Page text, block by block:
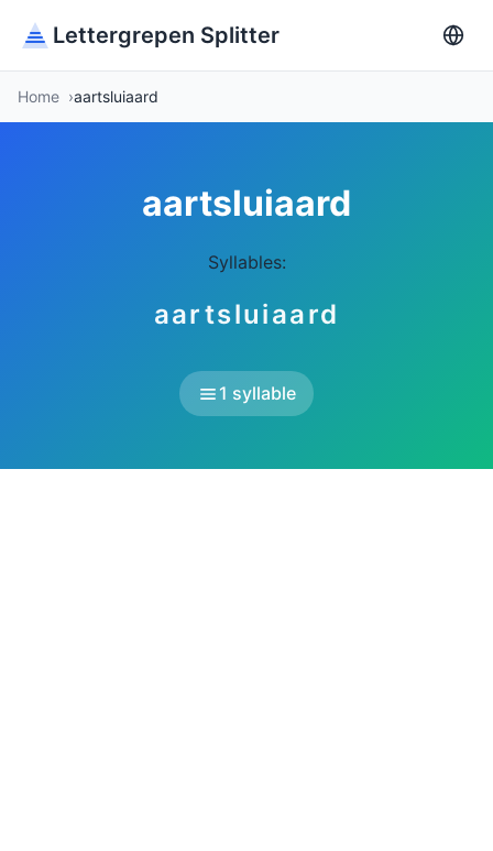
Lettergrepen Splitter
Home aartsluiaard
aartsluiaard
Syllables:
aartsluiaard
1 syllable